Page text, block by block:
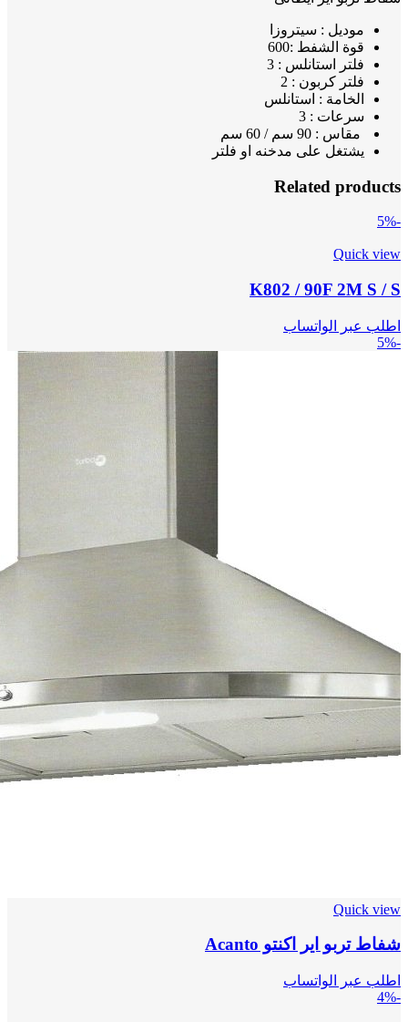
موديل : سيتروزا
قوة الشفط :600
فلتر استانلس : 3
فلتر كربون : 2
الخامة : استانلس
سرعات : 3
مقاس : 90 سم / 60 سم
يشتغل على مدخنه او فلتر
Related products
-5%
Quick view
K802 / 90F 2M S / S
اطلب عبر الواتساب
-5%
Quick view
شفاط تربو اير اكنتو Acanto
اطلب عبر الواتساب
-4%